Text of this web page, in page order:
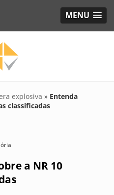
MENU
explosiva » Entenda
classificadas
a NR 10